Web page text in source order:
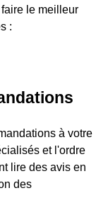
le meilleur
:
à votre
et l'ordre
lire des avis en
des